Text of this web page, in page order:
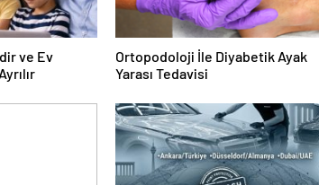
ve Ev
Ortopodoloji İle Diyabetik Ayak
Yarası Tedavisi